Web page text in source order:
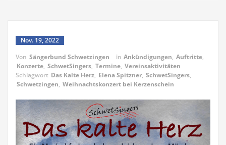
Nov. 19, 2022
Von Sängerbund Schwetzingen in Ankündigungen, Auftritte,
Konzerte, SchwetSingers, Termine, Vereinsaktivitäten
Schlagwort Das Kalte Herz, Elena Spitzner, SchwetSingers,
Schwetzingen, Weihnachtskonzert bei Kerzenschein